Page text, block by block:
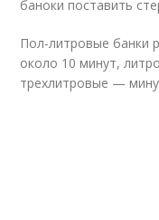
баноки поставить
Пол-литровые банки
около 10 минут,
трехлитровые —